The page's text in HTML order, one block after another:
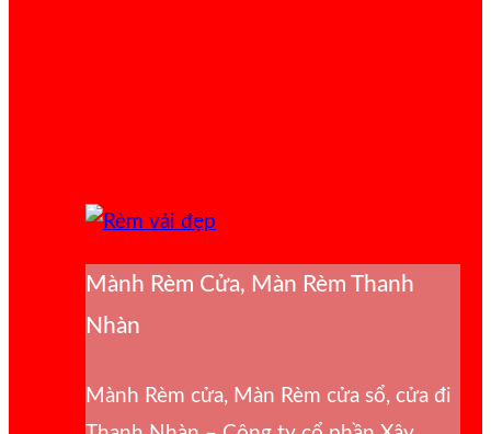
Mành Rèm Cửa, Màn Rèm Thanh
Nhàn
Mành Rèm cửa, Màn Rèm cửa sổ, cửa đi